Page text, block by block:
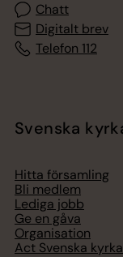
Chatt
Digitalt brev
Telefon 112
Svenska
Hitta församling
Bli medlem
Lediga jobb
Ge en gåva
Organisation
Act Svenska